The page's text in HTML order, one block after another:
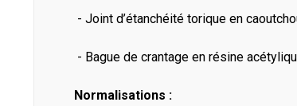
- Joint d’étanchéité torique en
- Bague de crantage en résine
Normalisations :